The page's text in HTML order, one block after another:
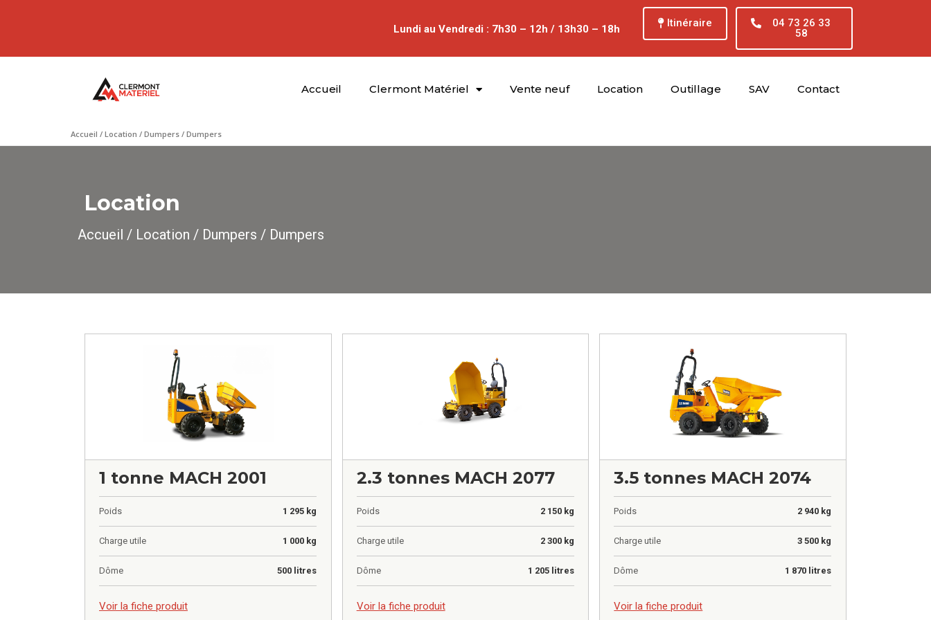
Lundi au Vendredi : 7h30 – 12h / 13h30 – 18h Itinéraire
04 73 26 33
58
Accueil Clermont Matériel Vente neuf Location Outillage SAV Contact
Accueil / Location / Dumpers / Dumpers
Location
Accueil / Location / Dumpers / Dumpers
1 tonne MACH 2001
Poids 1 295 kg
Charge utile 1 000 kg
Dôme 500 litres
Voir la fiche produit
2.3 tonnes MACH 2077
Poids 2 150 kg
Charge utile 2 300 kg
Dôme 1 205 litres
Voir la fiche produit
3.5 tonnes MACH 2074
Poids 2 940 kg
Charge utile 3 500 kg
Dôme 1 870 litres
Voir la fiche produit